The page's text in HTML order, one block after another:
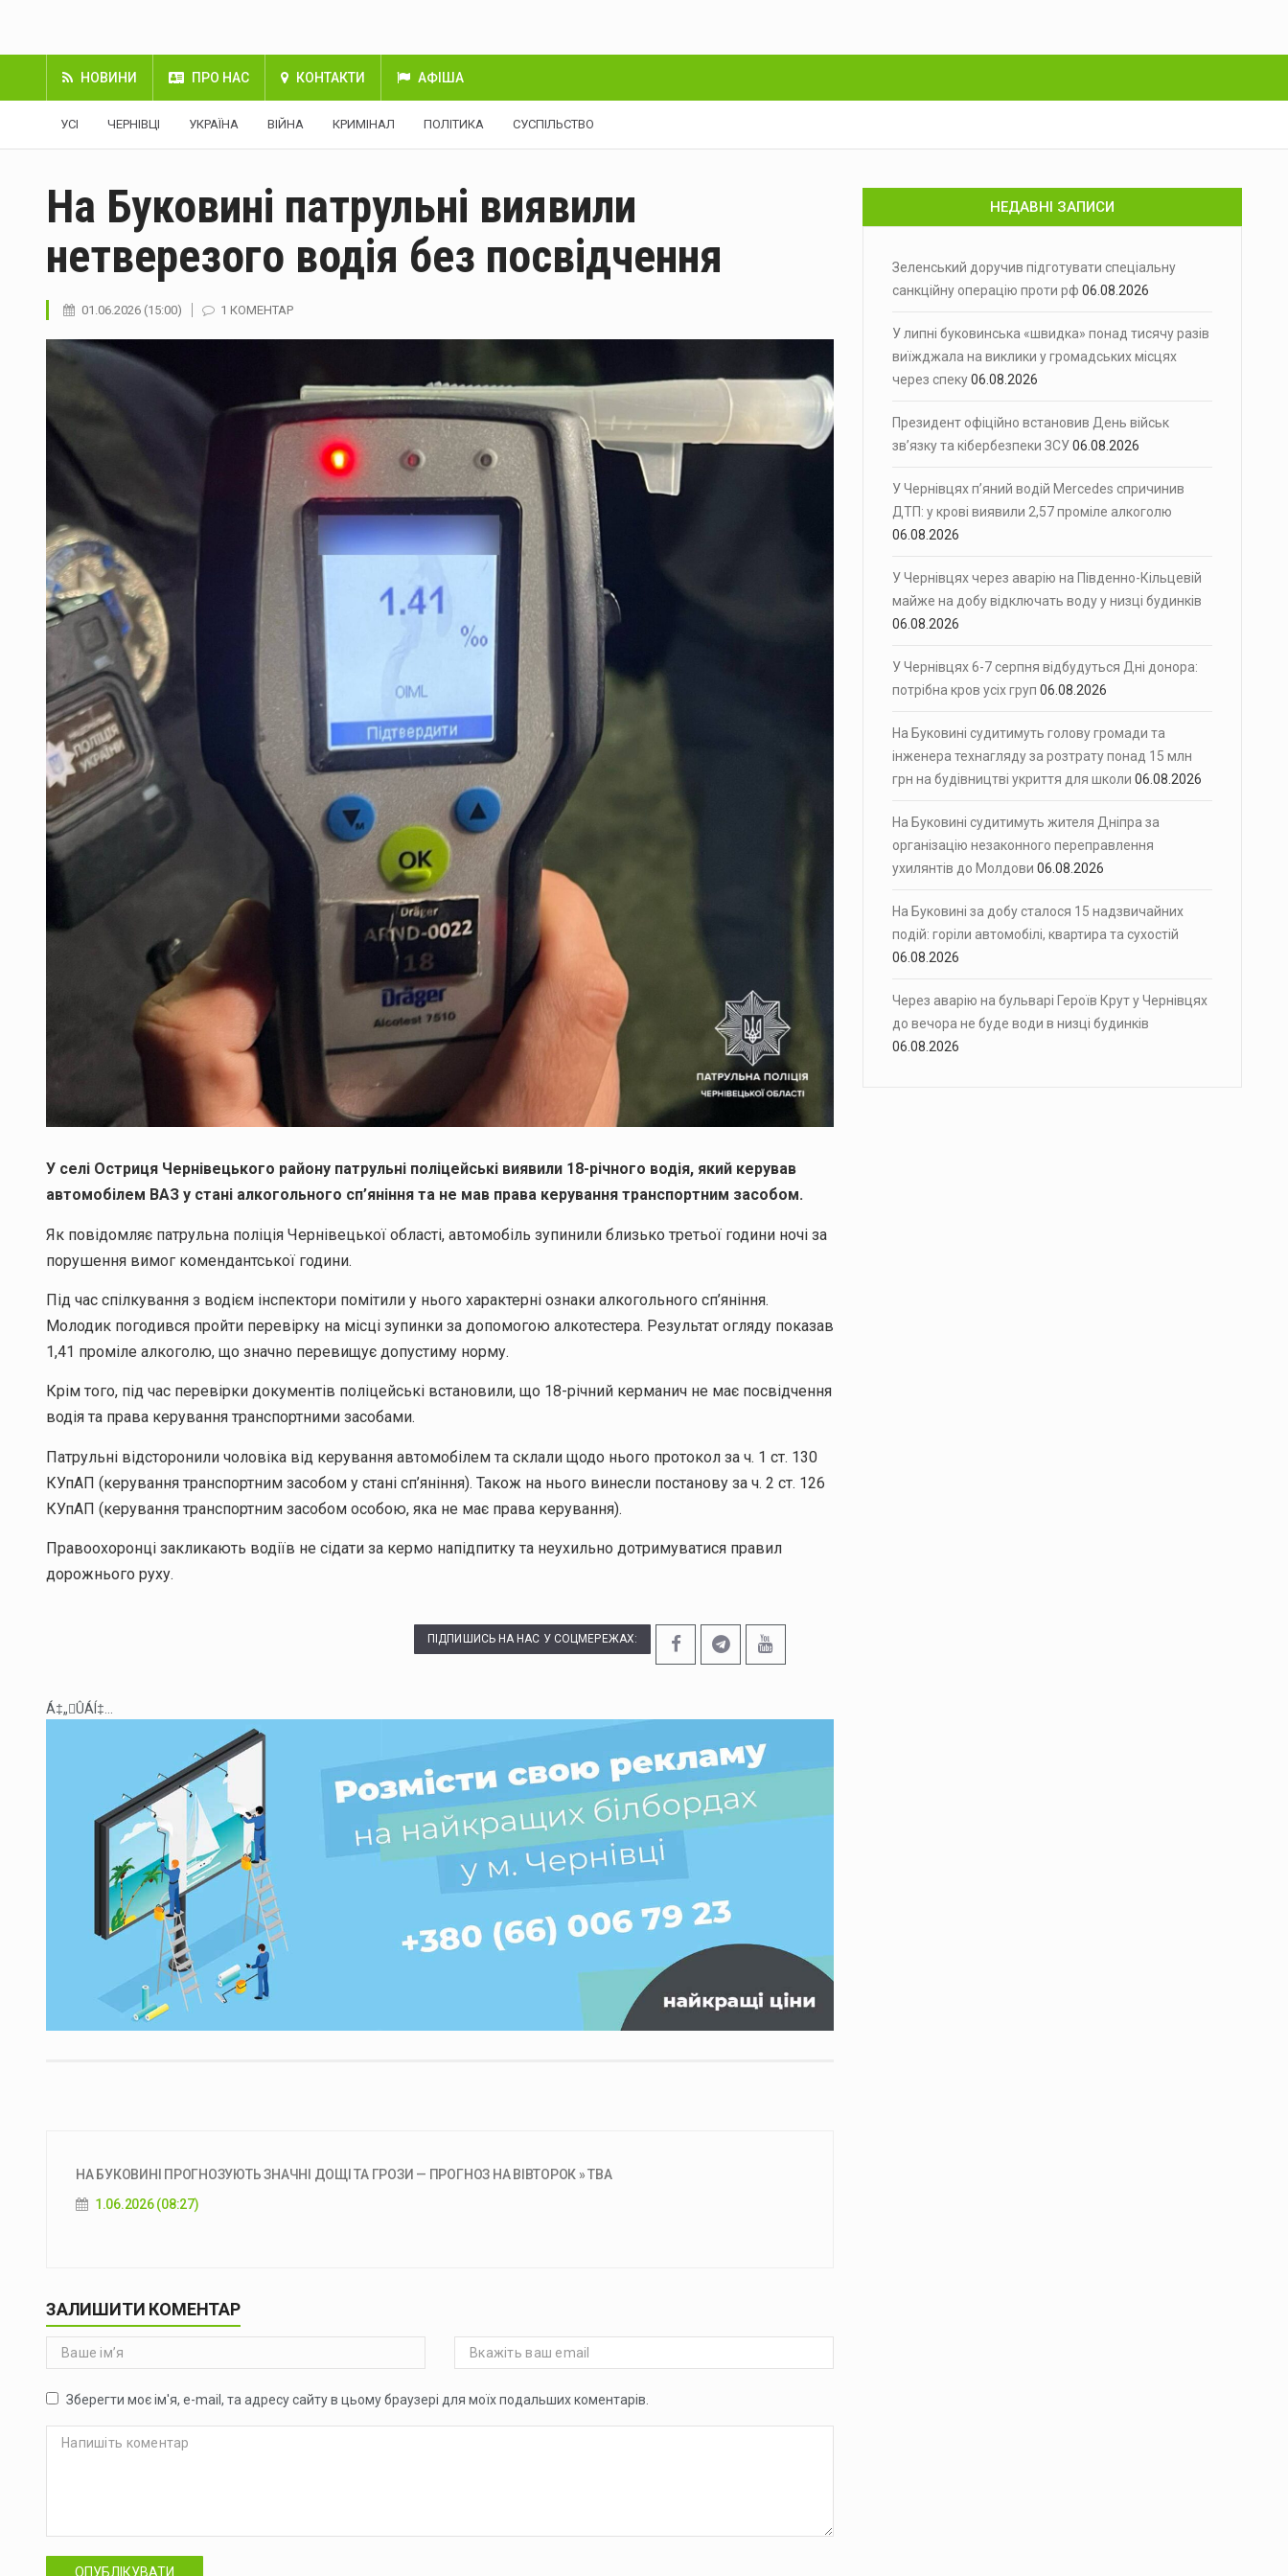
НОВИНИ ПРО НАС КОНТАКТИ АФІША
УСІ ЧЕРНІВЦІ УКРАЇНА ВІЙНА КРИМІНАЛ ПОЛІТИКА СУСПІЛЬСТВО
На Буковині патрульні виявили
нетверезого водія без посвідчення
01.06.2026 (15:00) 1 КОМЕНТАР
У селі Остриця Чернівецького району патрульні поліцейські виявили 18-річного водія, який керував
автомобілем ВАЗ у стані алкогольного сп’яніння та не мав права керування транспортним засобом.
Як повідомляє патрульна поліція Чернівецької області, автомобіль зупинили близько третьої години ночі за
порушення вимог комендантської години.
Під час спілкування з водієм інспектори помітили у нього характерні ознаки алкогольного сп’яніння.
Молодик погодився пройти перевірку на місці зупинки за допомогою алкотестера. Результат огляду показав
1,41 проміле алкоголю, що значно перевищує допустиму норму.
Крім того, під час перевірки документів поліцейські встановили, що 18-річний керманич не має посвідчення
водія та права керування транспортними засобами.
Патрульні відсторонили чоловіка від керування автомобілем та склали щодо нього протокол за ч. 1 ст. 130
КУпАП (керування транспортним засобом у стані сп’яніння). Також на нього винесли постанову за ч. 2 ст. 126
КУпАП (керування транспортним засобом особою, яка не має права керування).
Правоохоронці закликають водіїв не сідати за кермо напідпитку та неухильно дотримуватися правил
дорожнього руху.
ПІДПИШИСЬ НА НАС У СОЦМЕРЕЖАХ:
Á‡„ÛÁÍ‡...
НА БУКОВИНІ ПРОГНОЗУЮТЬ ЗНАЧНІ ДОЩІ ТА ГРОЗИ — ПРОГНОЗ НА ВІВТОРОК » ТВА
1.06.2026 (08:27)
ЗАЛИШИТИ КОМЕНТАР
Зберегти моє ім'я, e-mail, та адресу сайту в цьому браузері для моїх подальших коментарів.
ОПУБЛІКУВАТИ
НЕДАВНІ ЗАПИСИ
Зеленський доручив підготувати спеціальну
санкційну операцію проти рф 06.08.2026
У липні буковинська «швидка» понад тисячу разів
виїжджала на виклики у громадських місцях
через спеку06.08.2026
Президент офіційно встановив День військ
зв’язку та кібербезпеки ЗСУ06.08.2026
У Чернівцях п’яний водій Mercedes спричинив
ДТП: у крові виявили 2,57 проміле алкоголю
06.08.2026
У Чернівцях через аварію на Південно-Кільцевій
майже на добу відключать воду у низці будинків
06.08.2026
У Чернівцях 6-7 серпня відбудуться Дні донора:
потрібна кров усіх груп 06.08.2026
На Буковині судитимуть голову громади та
інженера технагляду за розтрату понад 15 млн
грн на будівництві укриття для школи 06.08.2026
На Буковині судитимуть жителя Дніпра за
організацію незаконного переправлення
ухилянтів до Молдови 06.08.2026
На Буковині за добу сталося 15 надзвичайних
подій: горіли автомобілі, квартира та сухостій
06.08.2026
Через аварію на бульварі Героїв Крут у Чернівцях
до вечора не буде води в низці будинків
06.08.2026